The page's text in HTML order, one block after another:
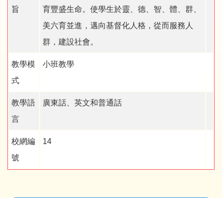
旨
育豐盛生命。使學生於靈、德、智、體、群、
美六育並進，邁向基督化人格，從而服務人
群，建設社會。
教學模
式
小班教學
教學語
言
廣東話、英文和普通話
校網編
號
14